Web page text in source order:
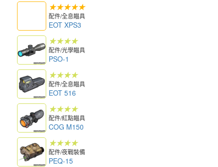
★★★★★
配件/全息瞄具
EOT XPS3
★★★★
配件/光學瞄具
PSO-1
★★★★
配件/全息瞄具
EOT 516
★★★★
配件/紅點瞄具
COG M150
★★★★
配件/夜戰裝備
PEQ-15